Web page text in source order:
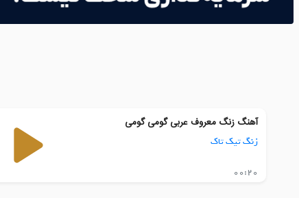
آهنگ زنگ معروف عربی گومی گومی
زنگ تیک تاک
00:20